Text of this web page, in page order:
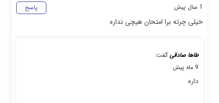
پاسخ
1 سال پیش
خیلی چرته برا امتحان هیچی نداره
طاها صادقی گفت:
9 ماه پیش
داره